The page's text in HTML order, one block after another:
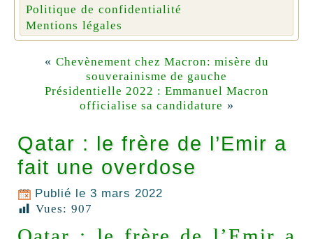
Politique de confidentialité
Mentions légales
« Chevènement chez Macron: misère du
souverainisme de gauche
Présidentielle 2022 : Emmanuel Macron
officialise sa candidature »
Qatar : le frère de l’Emir a
fait une overdose
Publié le 3 mars 2022
Vues: 907